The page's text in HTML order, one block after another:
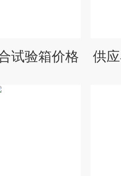
试验箱价格 供